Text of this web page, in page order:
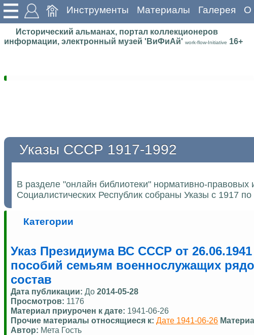
Инструменты Материалы Галерея О
Исторический альманах, портал коллекционеров
информации, электронный музей 'ВиФиАй' work-flow-Initiative 16+
Указы СССР 1917-1992
В разделе "онлайн библиотеки" нормативно-правовых
Социалистических Республик собраны Указы с 1917 по
Категории
Указ Президиума ВС СССР от
пособий семьям военнослужащих
состав
Дата публикации: До 2014-05-28
Просмотров: 1176
Материал приурочен к дате: 1941-06-26
Прочие материалы относящиеся к: Дате 1941-06-26
Автор: Мета Гость